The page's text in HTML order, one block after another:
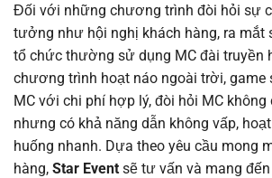
Đối với những chương trình đòi hỏi sự
tưởng như hội nghị khách hàng, ra mắt
tổ chức thường sử dụng MC đài truyền
chương trình hoạt náo ngoài trời, game
MC với chi phí hợp lý, đòi hỏi MC không
nhưng có khả năng dẫn không vấp,
huống nhanh. Dựa theo yêu cầu mong
hàng, Star Event sẽ tư vấn và mang